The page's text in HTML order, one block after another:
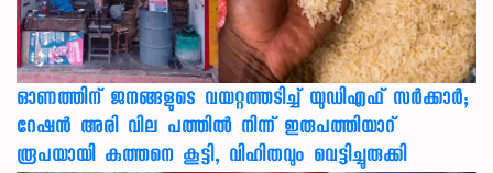
ഓണത്തിന് ജനങ്ങളുടെ വയറ്റത്തടിച്ച് യുഡിഎഫ് സർക്കാർ;
റേഷൻ അരി വില പത്തിൽ നിന്ന് ഇരുപത്തിയാറ്
രൂപയായി കുത്തനെ കൂട്ടി, വിഹിതവും വെട്ടിച്ചുരുക്കി